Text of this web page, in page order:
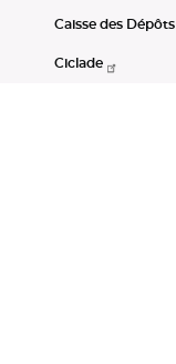
Caisse des Dépôts
Ciclade